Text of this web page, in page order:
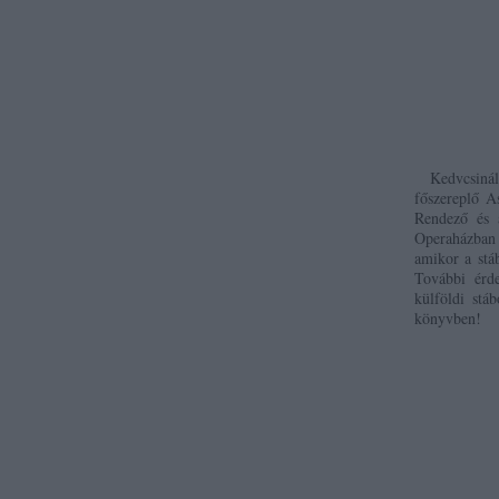
főszereplő
Rendező
amikor a
További
külföldi
könyvben!